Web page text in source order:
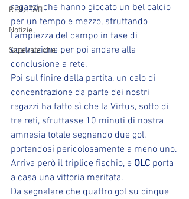
RISULTATI
Notizie
Sapevate che ...
ragazzi, che hanno giocato un bel calcio
per un tempo e mezzo, sfruttando
l'ampiezza del campo in fase di
costruzione per poi andare alla
conclusione a rete.
Poi sul finire della partita, un calo di
concentrazione da parte dei nostri
ragazzi ha fatto sì che la Virtus, sotto di
tre reti, sfruttasse 10 minuti di nostra
amnesia totale segnando due gol,
portandosi pericolosamente a meno uno.
Arriva però il triplice fischio, e OLC porta
a casa una vittoria meritata.
Da segnalare che quattro gol su cinque